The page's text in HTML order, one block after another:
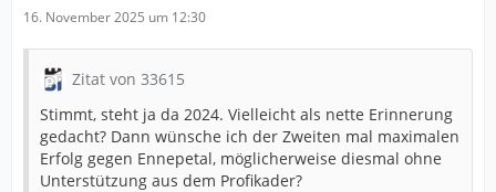
16. November 2025 um 12:30
Zitat von 33615
Stimmt, steht ja da 2024. Vielleicht als nette Erinnerung
gedacht? Dann wünsche ich der Zweiten mal maximalen
Erfolg gegen Ennepetal, möglicherweise diesmal ohne
Unterstützung aus dem Profikader?